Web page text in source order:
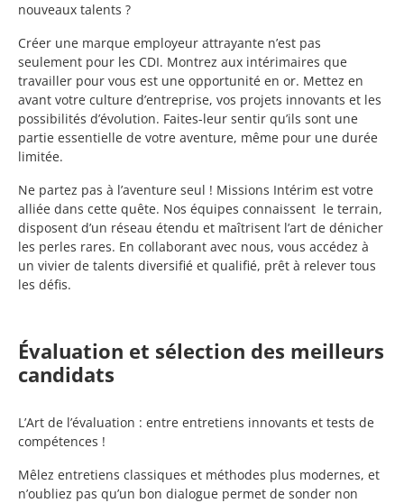
nouveaux talents ?
Créer une marque employeur attrayante n’est pas
seulement pour les CDI. Montrez aux intérimaires que
travailler pour vous est une opportunité en or. Mettez en
avant votre culture d’entreprise, vos projets innovants et les
possibilités d’évolution. Faites-leur sentir qu’ils sont une
partie essentielle de votre aventure, même pour une durée
limitée.
Ne partez pas à l’aventure seul ! Missions Intérim est votre
alliée dans cette quête. Nos équipes connaissent le terrain,
disposent d’un réseau étendu et maîtrisent l’art de dénicher
les perles rares. En collaborant avec nous, vous accédez à
un vivier de talents diversifié et qualifié, prêt à relever tous
les défis.
Évaluation et sélection des meilleurs
candidats
L’Art de l’évaluation : entre entretiens innovants et tests de
compétences !
Mêlez entretiens classiques et méthodes plus modernes, et
n’oubliez pas qu’un bon dialogue permet de sonder non